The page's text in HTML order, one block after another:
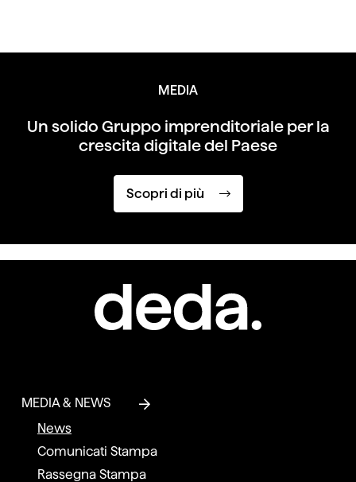
MEDIA
Un solido Gruppo imprenditoriale perla
crescita digitale del Paese
Scopri di più
MEDIA & NEWS
News
Comunicati Stampa
Rassegna Stampa